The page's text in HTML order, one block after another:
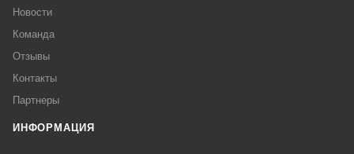
Новости
Команда
Отзывы
Контакты
Партнеры
ИНФОРМАЦИЯ